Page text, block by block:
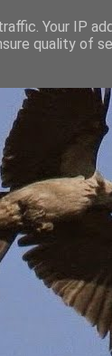
Your IP
quality of